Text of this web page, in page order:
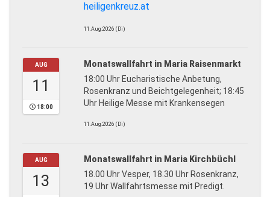
heiligenkreuz.at
11.Aug.2026 (Di)
AUG
11
18:00
Monatswallfahrt in Maria Raisenmarkt
18:00 Uhr Eucharistische Anbetung,
Rosenkranz und Beichtgelegenheit; 18:45
Uhr Heilige Messe mit Krankensegen
11.Aug.2026 (Di)
AUG
13
Monatswallfahrt in Maria Kirchbüchl
18.00 Uhr Vesper, 18.30 Uhr Rosenkranz,
19 Uhr Wallfahrtsmesse mit Predigt.